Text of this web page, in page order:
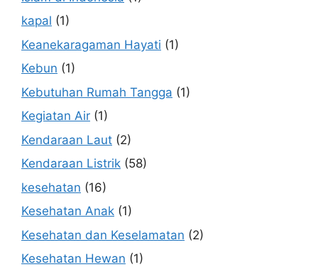
kapal (1)
Keanekaragaman Hayati (1)
Kebun (1)
Kebutuhan Rumah Tangga (1)
Kegiatan Air (1)
Kendaraan Laut (2)
Kendaraan Listrik (58)
kesehatan (16)
Kesehatan Anak (1)
Kesehatan dan Keselamatan (2)
Kesehatan Hewan (1)